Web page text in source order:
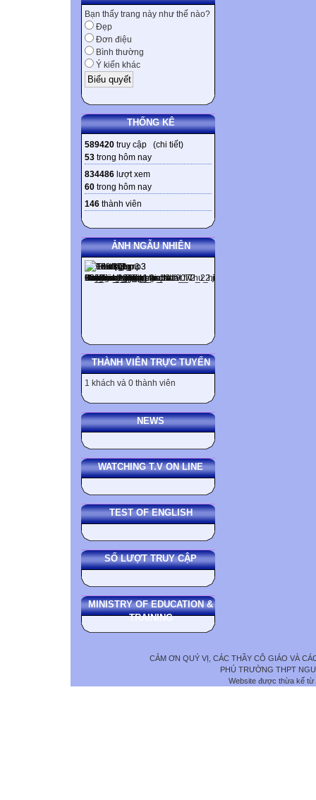
Bạn thấy trang này như thế nào?
Đẹp
Đơn điệu
Bình thường
Ý kiến khác
THỐNG KÊ
589420 truy cập (chi tiết)
53 trong hôm nay
834486 lượt xem
60 trong hôm nay
146 thành viên
ẢNH NGẪU NHIÊN
THÀNH VIÊN TRỰC TUYẾN
1 khách và 0 thành viên
NEWS
WATCHING T.V ON LINE
TEST OF ENGLISH
SỐ LƯỢT TRUY CẬP
MINISTRY OF EDUCATION &
TRAINING
CẢM ƠN QUÝ VỊ, CÁC THẦY CÔ GIÁO VÀ
PHÚ TRƯỜNG THPT
Website được thừa kế từ